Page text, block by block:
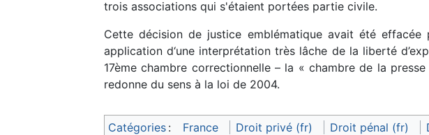
trois associations qui s'étaient portées partie civile.
Cette décision de justice emblématique avait été
application d‘une interprétation très lâche de la liberté
17ème chambre correctionnelle – la « chambre de la
redonne du sens à la loi de 2004.
Catégories : France Droit privé (fr) Droit pénal (fr)